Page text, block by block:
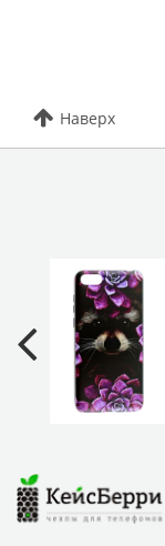
Наверх